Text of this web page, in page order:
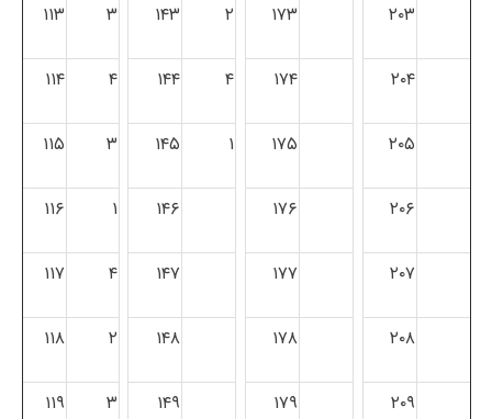
۲۰۳ ۱۷۳ ۲ ۱۴۳ ۳ ۱۱۳
۲۰۴ ۱۷۴ ۴ ۱۴۴ ۴ ۱۱۴
۲۰۵ ۱۷۵ ۱ ۱۴۵ ۳ ۱۱۵
۲۰۶ ۱۷۶ ۱۴۶ ۱ ۱۱۶
۲۰۷ ۱۷۷ ۱۴۷ ۴ ۱۱۷
۲۰۸ ۱۷۸ ۱۴۸ ۲ ۱۱۸
۲۰۹ ۱۷۹ ۱۴۹ ۳ ۱۱۹